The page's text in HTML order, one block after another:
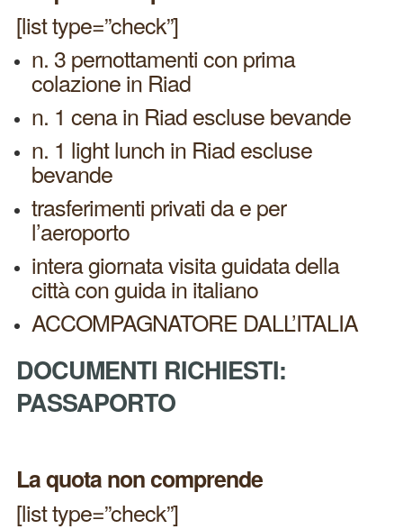
[list type=”check”]
n. 3 pernottamenti con prima
colazione in Riad
n. 1 cena in Riad escluse bevande
n. 1 light lunch in Riad escluse
bevande
trasferimenti privati da e per
l’aeroporto
intera giornata visita guidata della
città con guida in italiano
ACCOMPAGNATORE DALL’ITALIA
DOCUMENTI RICHIESTI:
PASSAPORTO
La quota non comprende
[list type=”check”]